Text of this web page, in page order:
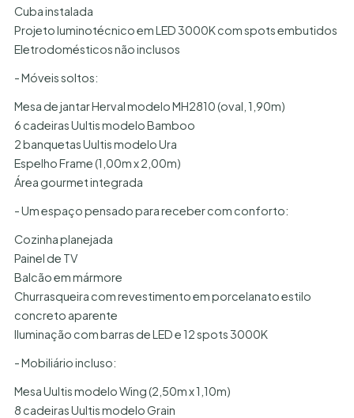
Cuba instalada
Projeto luminotécnico em LED 3000K com spots embutidos
Eletrodomésticos não inclusos
- Móveis soltos:
Mesa de jantar Herval modelo MH2810 (oval, 1,90m)
6 cadeiras Uultis modelo Bamboo
2 banquetas Uultis modelo Ura
Espelho Frame (1,00m x 2,00m)
Área gourmet integrada
- Um espaço pensado para receber com conforto:
Cozinha planejada
Painel de TV
Balcão em mármore
Churrasqueira com revestimento em porcelanato estilo
concreto aparente
Iluminação com barras de LED e 12 spots 3000K
- Mobiliário incluso:
Mesa Uultis modelo Wing (2,50m x 1,10m)
8 cadeiras Uultis modelo Grain